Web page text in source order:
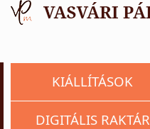
KIÁLLÍTÁSOK
DIGITÁLIS RAKTÁR